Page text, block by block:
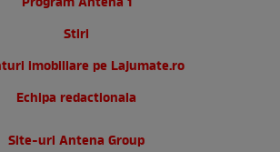
Stiri
imobiliare pe Lajumate.ro
Echipa redactionala
Site-uri Antena Group